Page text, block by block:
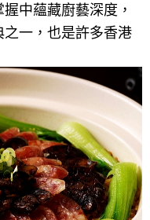
中蘊藏廚藝深度，
一，也是許多香港